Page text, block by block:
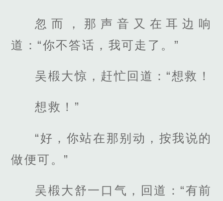
忽而，那声音又在耳边响
道：“你不答话，我可走了。”
吴椴大惊，赶忙回道：“想救！
想救！”
“好，你站在那别动，按我说的
做便可。”
吴椴大舒一口气，回道：“有前